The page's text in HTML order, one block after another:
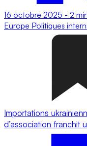
16 octobre 2025 - 2
Europe Politiques
Importations
d’association franchit